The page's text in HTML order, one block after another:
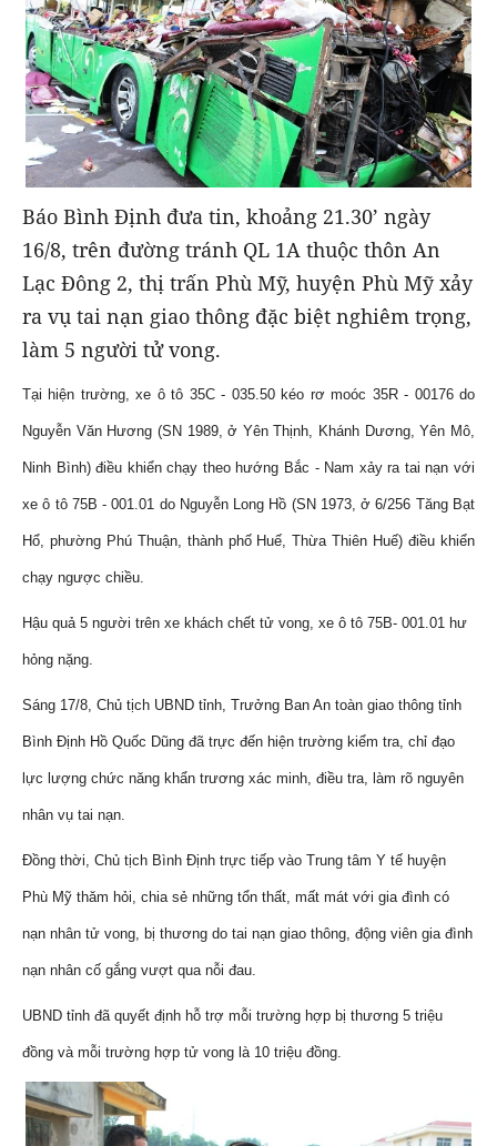
Báo Bình Định đưa tin, khoảng 21.30’ ngày
16/8, trên đường tránh QL 1A thuộc thôn An
Lạc Đông 2, thị trấn Phù Mỹ, huyện Phù Mỹ xảy
ra vụ tai nạn giao thông đặc biệt nghiêm trọng,
làm 5 người tử vong.
Tại hiện trường, xe ô tô 35C - 035.50 kéo rơ moóc 35R - 00176 do
Nguyễn Văn Hương (SN 1989, ở Yên Thịnh, Khánh Dương, Yên Mô,
Ninh Bình) điều khiển chạy theo hướng Bắc - Nam xảy ra tai nạn với
xe ô tô 75B - 001.01 do Nguyễn Long Hồ (SN 1973, ở 6/256 Tăng Bạt
Hổ, phường Phú Thuận, thành phố Huế, Thừa Thiên Huế) điều khiển
chạy ngược chiều.
Hậu quả 5 người trên xe khách chết tử vong, xe ô tô 75B- 001.01 hư
hỏng nặng.
Sáng 17/8, Chủ tịch UBND tỉnh, Trưởng Ban An toàn giao thông tỉnh
Bình Định Hồ Quốc Dũng đã trực đến hiện trường kiểm tra, chỉ đạo
lực lượng chức năng khẩn trương xác minh, điều tra, làm rõ nguyên
nhân vụ tai nạn.
Đồng thời, Chủ tịch Bình Định trực tiếp vào Trung tâm Y tế huyện
Phù Mỹ thăm hỏi, chia sẻ những tổn thất, mất mát với gia đình có
nạn nhân tử vong, bị thương do tai nạn giao thông, động viên gia đình
nạn nhân cố gắng vượt qua nỗi đau.
UBND tỉnh đã quyết định hỗ trợ mỗi trường hợp bị thương 5 triệu
đồng và mỗi trường hợp tử vong là 10 triệu đồng.